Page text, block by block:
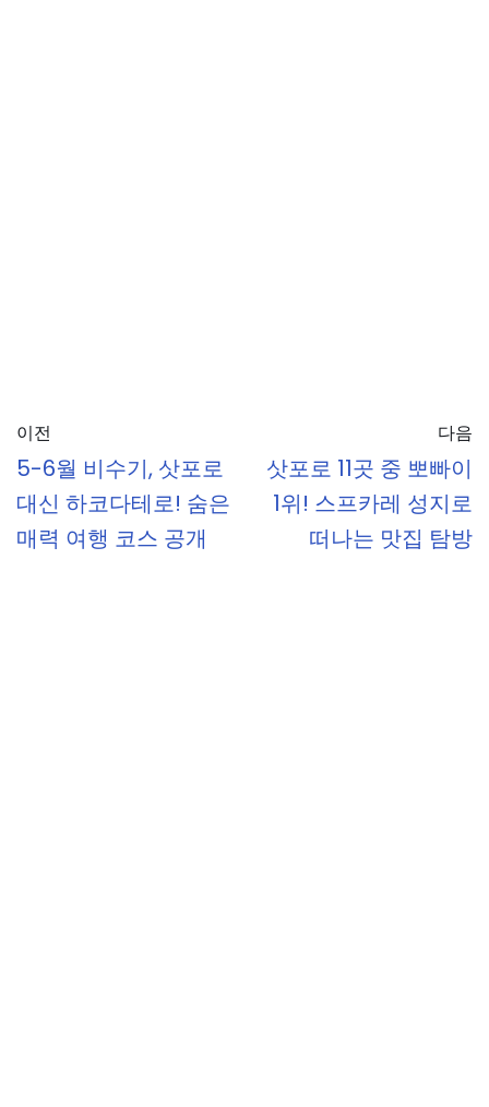
이전
5-6월 비수기, 삿포로
대신 하코다테로! 숨은
매력 여행 코스 공개
다음
삿포로 11곳 중 뽀빠이
1위! 스프카레 성지로
떠나는 맛집 탐방